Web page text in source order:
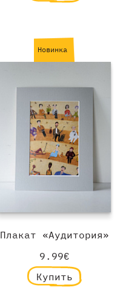
Новинка
Плакат «Аудитория»
9.99€
Купить